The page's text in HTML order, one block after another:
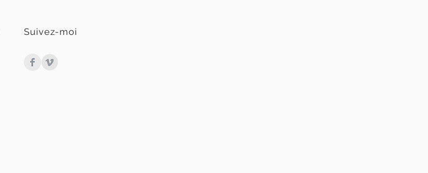
Suivez-moi